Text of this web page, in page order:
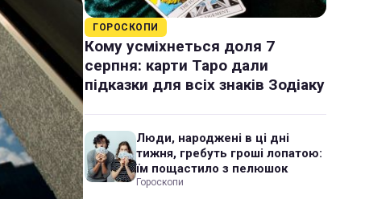
ГОРОСКОПИ
Кому усміхнеться доля 7
серпня: карти Таро дали
підказки для всіх знаків Зодіаку
Люди, народжені в ці дні
тижня, гребуть гроші лопатою:
їм пощастило з пелюшок
Гороскопи